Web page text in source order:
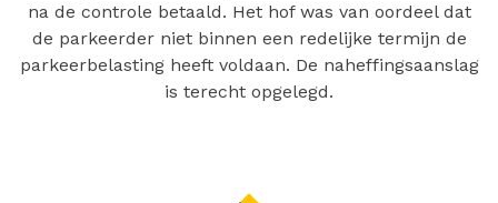
na de controle betaald. Het hof was van oordeel dat
de parkeerder niet binnen een redelijke termijn de
parkeerbelasting heeft voldaan. De naheffingsaanslag
is terecht opgelegd.